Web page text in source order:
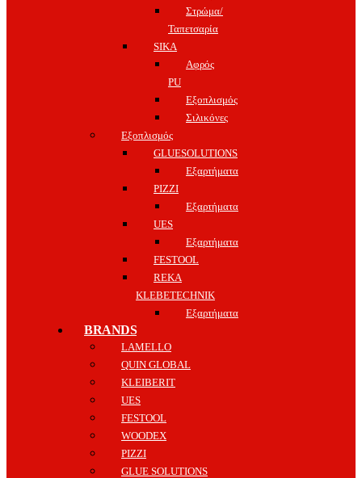
Στρώμα/
Ταπετσαρία
SIKA
Αφρός
PU
Εξοπλισμός
Σιλικόνες
Εξοπλισμός
GLUESOLUTIONS
Εξαρτήματα
PIZZI
Εξαρτήματα
UES
Εξαρτήματα
FESTOOL
REKA
KLEBETECHNIK
Εξαρτήματα
BRANDS
LAMELLO
QUIN GLOBAL
KLEIBERIT
UES
FESTOOL
WOODEX
PIZZI
GLUE SOLUTIONS